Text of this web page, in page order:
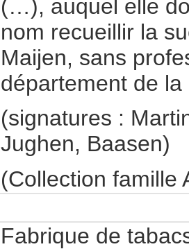
(…), auquel elle
nom recueillir la
Maijen, sans
département de
(signatures :
Jughen, Baasen)
(Collection famille
Fabrique de